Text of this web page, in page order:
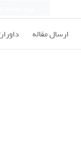
ارسال مقاله